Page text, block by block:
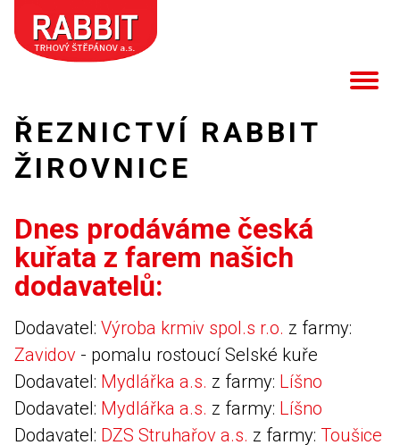
ŘEZNICTVÍ RABBIT
ŽIROVNICE
Dnes prodáváme česká
kuřata z farem našich
dodavatelů:
Dodavatel: Výroba krmiv spol.s r.o. z farmy:
Zavidov - pomalu rostoucí Selské kuře
Dodavatel: Mydlářka a.s. z farmy: Líšno
Dodavatel: Mydlářka a.s. z farmy: Líšno
Dodavatel: DZS Struhařov a.s. z farmy: Toušice